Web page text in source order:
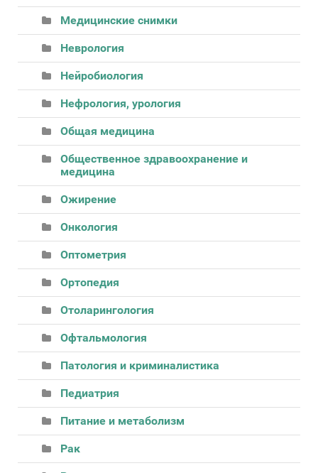
Медицинские снимки
Неврология
Нейробиология
Нефрология, урология
Общая медицина
Общественное здравоохранение и
медицина
Ожирение
Онкология
Оптометрия
Ортопедия
Отоларингология
Офтальмология
Патология и криминалистика
Педиатрия
Питание и метаболизм
Рак